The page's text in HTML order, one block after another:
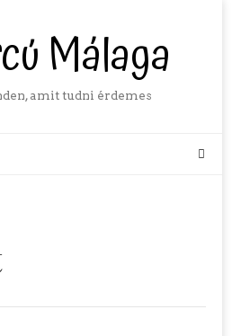
Málaga
amit tudni érdemes